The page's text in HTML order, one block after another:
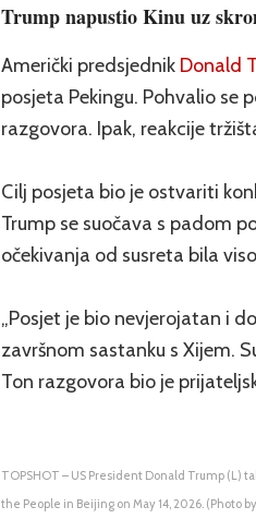
Trump napustio Kinu uz
Američki predsjednik Donald
posjeta Pekingu. Pohvalio
razgovora. Ipak, reakcije
Cilj posjeta bio je ostvariti
Trump se suočava s padom
očekivanja od susreta bila
„Posjet je bio nevjerojatan i
završnom sastanku s Xijem.
Ton razgovora bio je
TOPSHOT – US President Donald Trump (L)
the People in Beijing on May 14, 2026. (Photo